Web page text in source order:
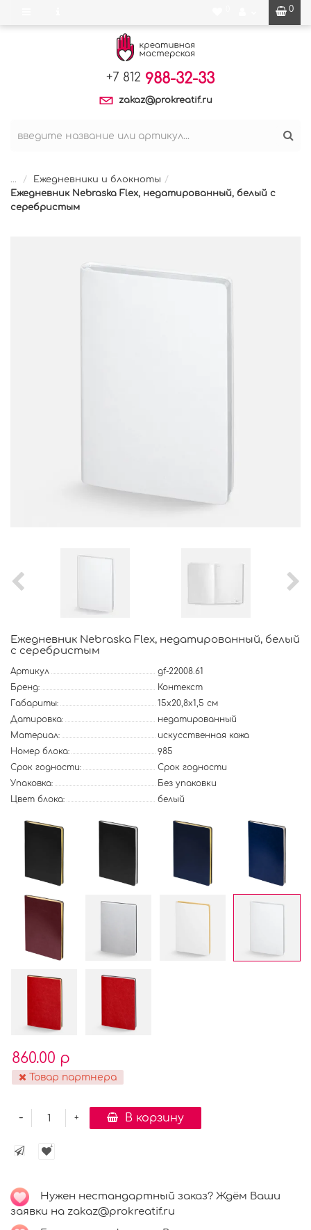
0
+7 812 988-32-33
zakaz@prokreatif.ru
...
Ежедневники и блокноты
Ежедневник Nebraska Flex, недатированный, белый с
серебристым
Ежедневник Nebraska Flex, недатированный, белый
с серебристым
Артикул
gf-22008.61
Бренд:
Контекст
Габариты:
15х20,8х1,5 см
Датировка:
недатированный
Материал:
искусственная кожа
Номер блока:
985
Срок годности:
Срок годности
Упаковка:
Без упаковки
Цвет блока:
белый
860.00 р
Товар партнера
+
- В корзину
Нужен нестандартный заказ? Ждём Ваши
заявки на zakaz@prokreatif.ru